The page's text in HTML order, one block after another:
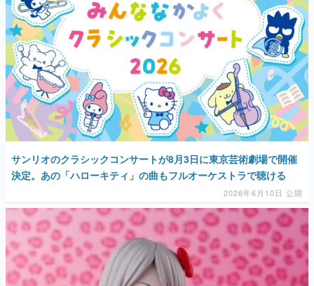
サンリオのクラシックコンサートが8月3日に東京芸術劇場で開催
決定。あの「ハローキティ」の曲もフルオーケストラで聴ける
2026年6月10日 公開